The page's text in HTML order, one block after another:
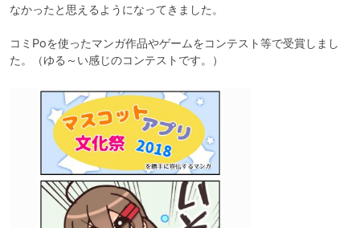
なかったと思えるようになってきました。
コミPoを使ったマンガ作品やゲームをコンテスト等で受賞しまし
た。（ゆる～い感じのコンテストです。）